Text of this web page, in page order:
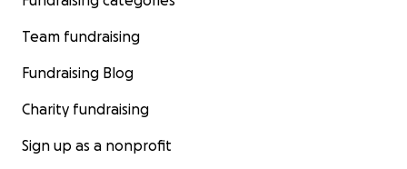
Team fundraising
Fundraising Blog
Charity fundraising
Sign up as a nonprofit